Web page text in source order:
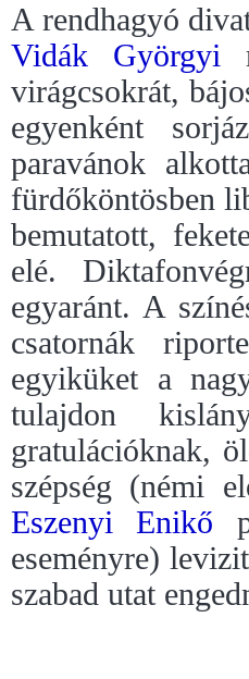
A rendhagyó
Vidák Györgyi
virágcsokrát,
egyenként
paravánok
fürdőköntösben
bemutatott,
elé.
egyaránt. A
csatornák
egyiküket a
tulajdon
gratulációknak,
szépség (némi
Eszenyi Enikő
eseményre)
szabad utat